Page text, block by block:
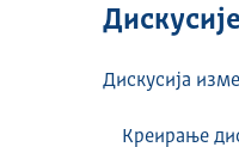
Дискусије
Дискусија